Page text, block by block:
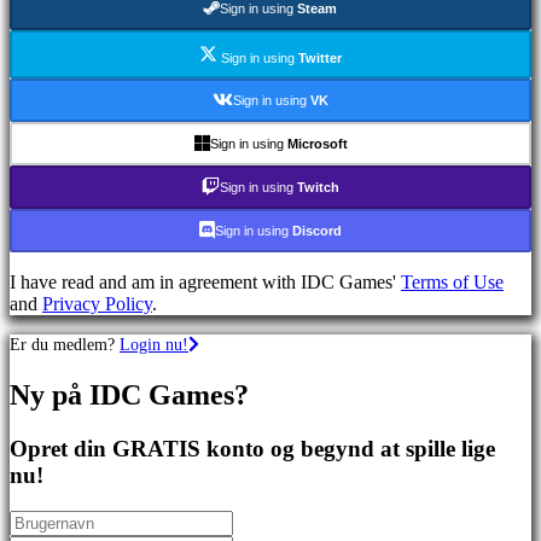
Sportsspil
Racing
Casual
Indie
Simulation
Puzzle
games
Fighting
games
Demoer
Fællesskab
events
Nyheder
Sign in using Steam
Sign in using Twitter
Sign in using VK
Sign in using Microsoft
Sign in using Twitch
Sign in using Discord
I have read and am in agreement with IDC Games' Terms of Use
and Privacy Policy.
Er du medlem? Login nu!
Ny på IDC Games?
Opret din GRATIS konto og begynd at spille lige
nu!